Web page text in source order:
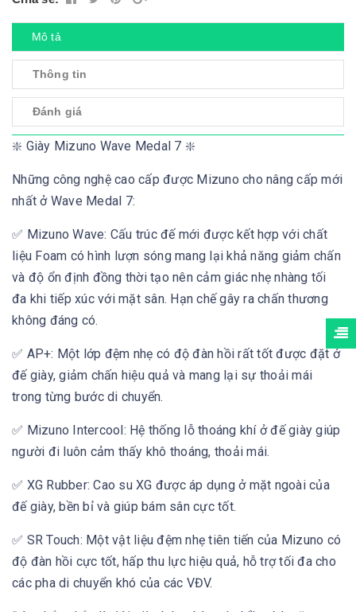
Mô tả
Thông tin
Đánh giá
❇️ Giày Mizuno Wave Medal 7 ❇️
Những công nghệ cao cấp được Mizuno cho nâng cấp mới
nhất ở Wave Medal 7:
✅ Mizuno Wave: Cấu trúc đế mới được kết hợp với chất
liệu Foam có hình lượn sóng mang lại khả năng giảm chấn
và độ ổn định đồng thời tạo nên cảm giác nhẹ nhàng tối
đa khi tiếp xúc với mặt sân. Hạn chế gây ra chấn thương
không đáng có.
✅ AP+: Một lớp đệm nhẹ có độ đàn hồi rất tốt được đặt ở
đế giày, giảm chấn hiệu quả và mang lại sự thoải mái
trong từng bước di chuyển.
✅ Mizuno Intercool: Hệ thống lỗ thoáng khí ở đế giày giúp
người đi luôn cảm thấy khô thoáng, thoải mái.
✅ XG Rubber: Cao su XG được áp dụng ở mặt ngoài của
đế giày, bền bỉ và giúp bám sân cực tốt.
✅ SR Touch: Một vật liệu đệm nhẹ tiên tiến của Mizuno có
độ đàn hồi cực tốt, hấp thu lực hiệu quả, hỗ trợ tối đa cho
các pha di chuyển khó của các VĐV.